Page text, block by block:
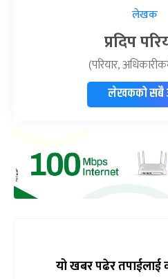
लेखक
प्रदिप
(परियार,
लेखकको सबै
यो खबर पढेर